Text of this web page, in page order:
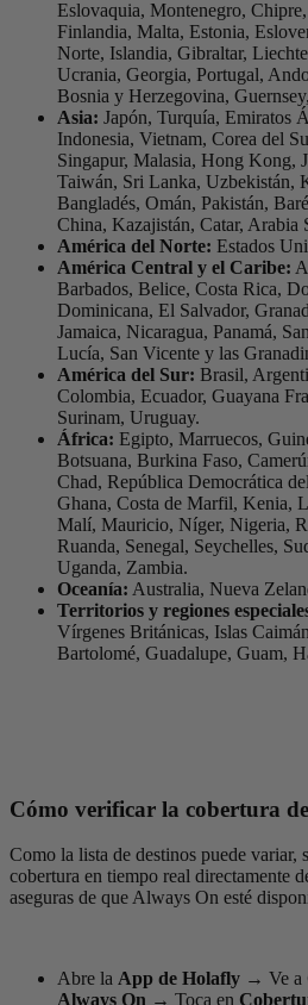
Eslovaquia, Montenegro,
Finlandia, Malta, Estonia,
Norte, Islandia, Gibraltar,
Ucrania, Georgia, Portugal,
Bosnia y Herzegovina,
Asia: Japón, Turquía, Emiratos
Indonesia, Vietnam, Corea del
Singapur, Malasia, Hong Kong,
Taiwán, Sri Lanka, Uzbekistán,
Bangladés, Omán, Pakistán,
China, Kazajistán, Catar, Arabia
América del Norte: Estados
América Central y el Caribe:
Barbados, Belice, Costa Rica,
Dominicana, El Salvador,
Jamaica, Nicaragua, Panamá,
Lucía, San Vicente y las
América del Sur: Brasil,
Colombia, Ecuador, Guayana
Surinam, Uruguay.
África: Egipto, Marruecos,
Botsuana, Burkina Faso,
Chad, República Democrática
Ghana, Costa de Marfil, Kenia,
Malí, Mauricio, Níger, Nigeria,
Ruanda, Senegal, Seychelles,
Uganda, Zambia.
Oceanía: Australia, Nueva
Territorios y regiones
Vírgenes Británicas, Islas
Bartolomé, Guadalupe, Guam,
Cómo verificar la cobertura
Como la lista de destinos puede variar,
cobertura en tiempo real directamente
aseguras de que Always On esté
Abre la App de Holafly → Ve a
Always On → Toca en